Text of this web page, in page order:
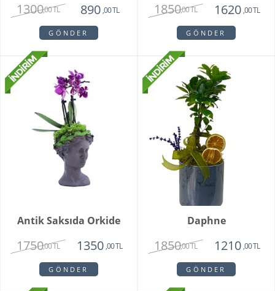
1300,00 TL 890 ,00 TL
GÖNDER
1850,00 TL 1620 ,00 TL
GÖNDER
Antik Saksıda Orkide
1750,00 TL 1350 ,00 TL
GÖNDER
Daphne
1850,00 TL 1210 ,00 TL
GÖNDER